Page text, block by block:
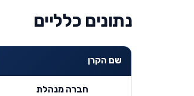
נתונים כלליים
שם הקרן
חברה מנהלת